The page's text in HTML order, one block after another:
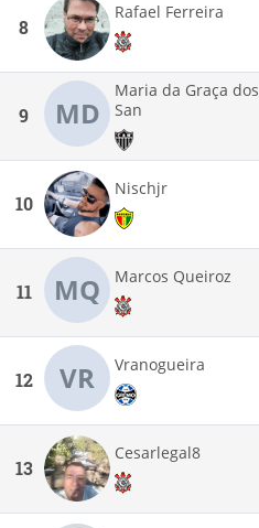
8
Rafael Ferreira
9 MD
Maria da Graça dos
San
10
Nischjr
11 MQ Marcos Queiroz
12 VR Vranogueira
13
Cesarlegal8